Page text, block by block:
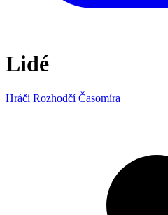
Lidé
Hráči RozhodčíČasomíra